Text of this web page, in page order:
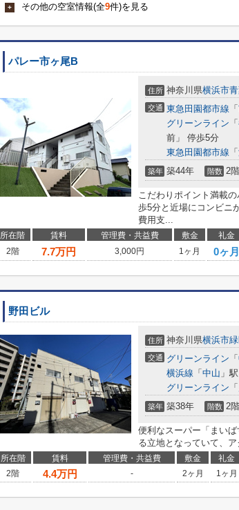
+ その他の空室情報(全9件)を見る
パレー市ヶ尾B
住所 神奈川県横浜市
交通 東急田園都市線 「
グリーンライン 「
前」 停歩5分
東急田園都市線 「
築年 築44年 階数 2
こだわりポイント満載
歩5分と近場にコンビニ
費用支...
所在階 賃料 管理費・共益費 敷金 礼金
2階
7.7万円 3,000円 1ヶ月 0ヶ月
野田ビル
住所 神奈川県横浜市
交通 グリーンライン 「
横浜線 「 中山 」
グリーンライン 「
築年 築38年 階数 2
便利なスーパー「まい
る立地となっていて、
所在階 賃料 管理費・共益費 敷金 礼金
2階
4.4万円 - 2ヶ月 1ヶ月